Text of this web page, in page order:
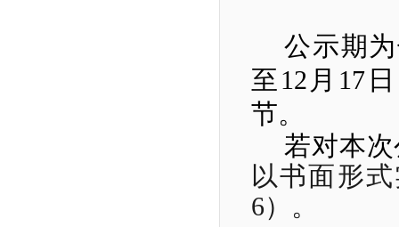
公示期
至 12 月 17
节。
若对本
以书面形式
6） 。